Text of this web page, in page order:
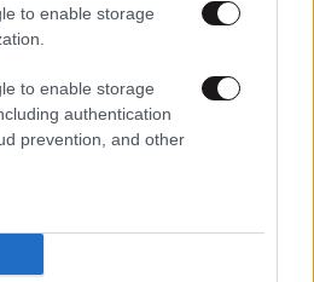
to enable storage
to enable storage
authentication
prevention, and other
ΑΡΧΗΣΕ ΚΑΙΝΟΥΡΓΙΟ =